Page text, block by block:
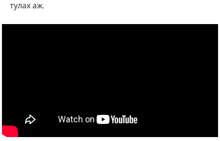
тулах аж.